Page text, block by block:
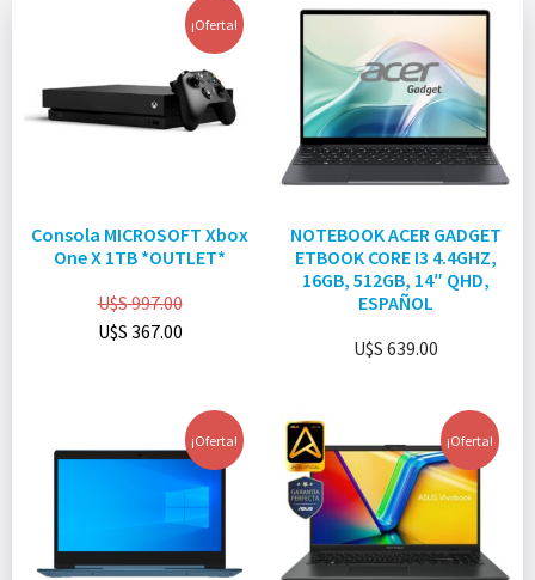
¡Oferta!
Consola MICROSOFT Xbox
One X 1TB *OUTLET*
U$S997.00
U$S 367.00
NOTEBOOK ACER GADGET
ETBOOK CORE I3 4.4GHZ,
16GB, 512GB, 14″ QHD,
ESPAÑOL
U$S 639.00
¡Oferta! ¡Oferta!